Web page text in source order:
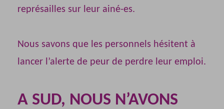
représailles sur leur ainé-es.
Nous savons que les personnels hésitent à
lancer l’alerte de peur de perdre leur emploi.
A SUD, NOUS N’AVONS